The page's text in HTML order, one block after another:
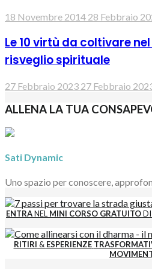
18 Novembre 2014 28 Febbraio
Le 10 virtù da coltivare
risveglio spirituale
27 Febbraio 2023 27 Febbraio
ALLENA LA TUA
Sati Dynamic
Uno spazio per conoscere,
ENTRANEL MINI CORSO GRATUITODI
RITIRI & ESPERIENZE